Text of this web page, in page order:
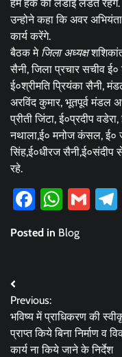
हम हक की लडाई लडते रहेंगे.
उन्होने कहा कि अवर
कार्य करेंगे.
बैठक मे जिला अध्यक्ष
सैनी, जिला प्रचार सचीव ई०
ई०श्रीमति प्रियंका सैनी,
अरविंद कुमार, भूतपूर्व मंडल
प्रीती जिंटा, ई०प्रदीप
नथाला,ई० मनोज कंसल, ई०
सिंह,ई०धीरज सैनी,ई०संदीप
रहे.
Posted in Blog
Post
navigation
Previous:
भविष्य में प्राधिकरण की
प्राप्त किये बिना निर्माण व
कार्य ना किये जाने के निर्देश